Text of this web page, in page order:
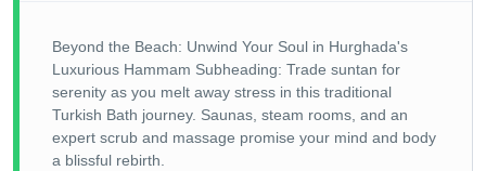
Beyond the Beach: Unwind Your Soul in Hurghada's
Luxurious Hammam Subheading: Trade suntan for
serenity as you melt away stress in this traditional
Turkish Bath journey. Saunas, steam rooms, and an
expert scrub and massage promise your mind and body
a blissful rebirth.